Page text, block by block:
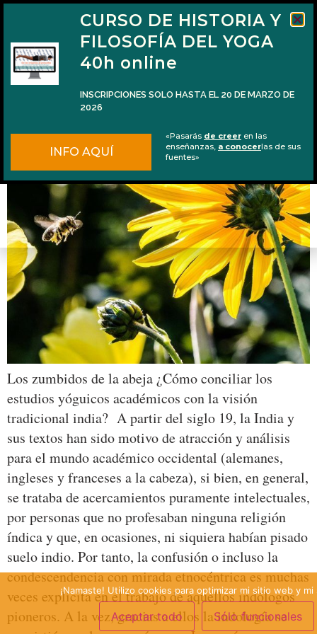
Los zumbidos de la abeja
Los zumbidos de la abeja ¿Cómo conciliar los
estudios yóguicos académicos con la visión
tradicional india? A partir del siglo 19, la India y
sus textos han sido motivo de atracción y análisis
para el mundo académico occidental (alemanes,
ingleses y franceses a la cabeza), si bien, en general,
se trataba de acercamientos puramente intelectuales,
por personas que no profesaban ninguna religión
índica y que, en ocasiones, ni siquiera habían pisado
suelo indio. Por tanto, la confusión o incluso la
condescendencia con mirada etnocéntrica es muchas
veces explícita en el trabajo de aquellos indólogos
pioneros. A la vez, gracias a ellos la indología se
¡Namaste! Utilizo cookies para optimizar mi sitio web y mi
Aceptar todo Sólo funcionales
CURSO DE HISTORIA Y
FILOSOFÍA DEL YOGA
40h online
INSCRIPCIONES SOLO HASTA EL 20 DE MARZO DE
2026
INFO AQUÍ
«Pasarás de creer en las
enseñanzas, a conocerlas de sus
fuentes»